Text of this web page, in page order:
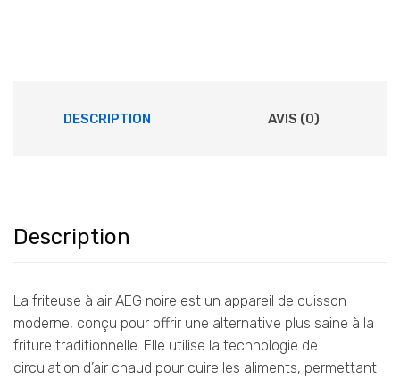
DESCRIPTION AVIS (0)
Description
La friteuse à air AEG noire est un appareil de cuisson
moderne, conçu pour offrir une alternative plus saine à la
friture traditionnelle. Elle utilise la technologie de
circulation d’air chaud pour cuire les aliments, permettant